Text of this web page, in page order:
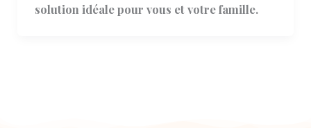
solution idéale pour vous et votre famille.